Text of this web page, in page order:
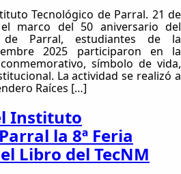
Tecnológico de Parral. 21 de
marco del 50 aniversario del
de Parral, estudiantes de la
2025 participaron en la
símbolo de vida,
La actividad se realizó a
Raíces […]
Instituto
la 8ª Feria
Libro del TecNM